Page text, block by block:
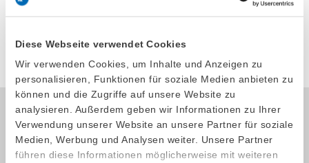
Diese Webseite verwendet Cookies
Wir verwenden Cookies, um Inhalte und Anzeigen zu
personalisieren, Funktionen für soziale Medien anbieten zu
können und die Zugriffe auf unsere Website zu
analysieren. Außerdem geben wir Informationen zu Ihrer
Verwendung unserer Website an unsere Partner für soziale
Medien, Werbung und Analysen weiter. Unsere Partner
führen diese Informationen möglicherweise mit weiteren
Modell 370 H
Produkt anfragen
Kontakt
Telefon: +49 (0) 4521 2377